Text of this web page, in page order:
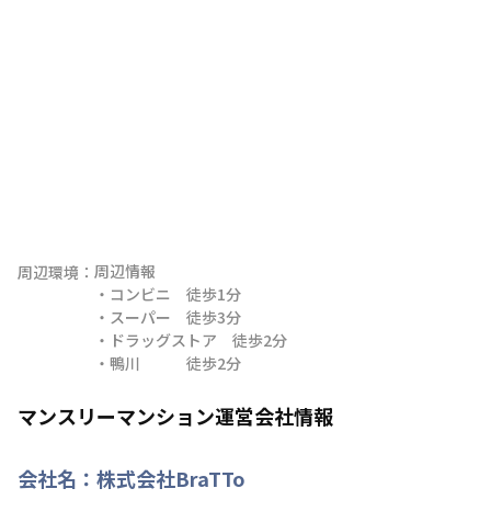
周辺環境： 周辺情報
・コンビニ　徒歩1分
・スーパー　徒歩3分
・ドラッグストア　徒歩2分
・鴨川　　　徒歩2分
マンスリーマンション運営会社情報
会社名： 株式会社BraTTo